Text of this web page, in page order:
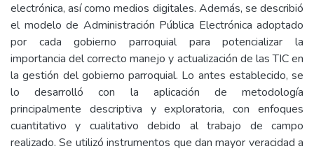
electrónica, así como medios digitales. Además, se describió
el modelo de Administración Pública Electrónica adoptado
por cada gobierno parroquial para potencializar la
importancia del correcto manejo y actualización de las TIC en
la gestión del gobierno parroquial. Lo antes establecido, se
lo desarrolló con la aplicación de metodología
principalmente descriptiva y exploratoria, con enfoques
cuantitativo y cualitativo debido al trabajo de campo
realizado. Se utilizó instrumentos que dan mayor veracidad a